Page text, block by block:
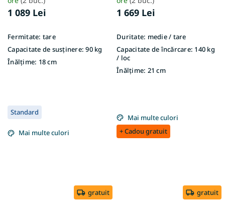
1 089 Lei
Fermitate: tare
Capacitate de susținere: 90 kg
Înălțime: 18 cm
1 669 Lei
Duritate: medie / tare
Capacitate de încărcare: 140 kg
/ loc
Înălțime: 21 cm
Standard
Mai multe culori
gratuit
Mai multe culori
+ Cadou gratuit
gratuit